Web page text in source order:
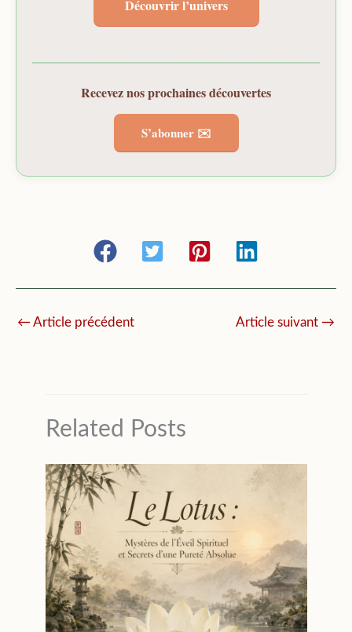
Découvrir l’univers
Recevez nos prochaines découvertes
S’abonner ✉️
← Article précédent Article suivant →
Related Posts